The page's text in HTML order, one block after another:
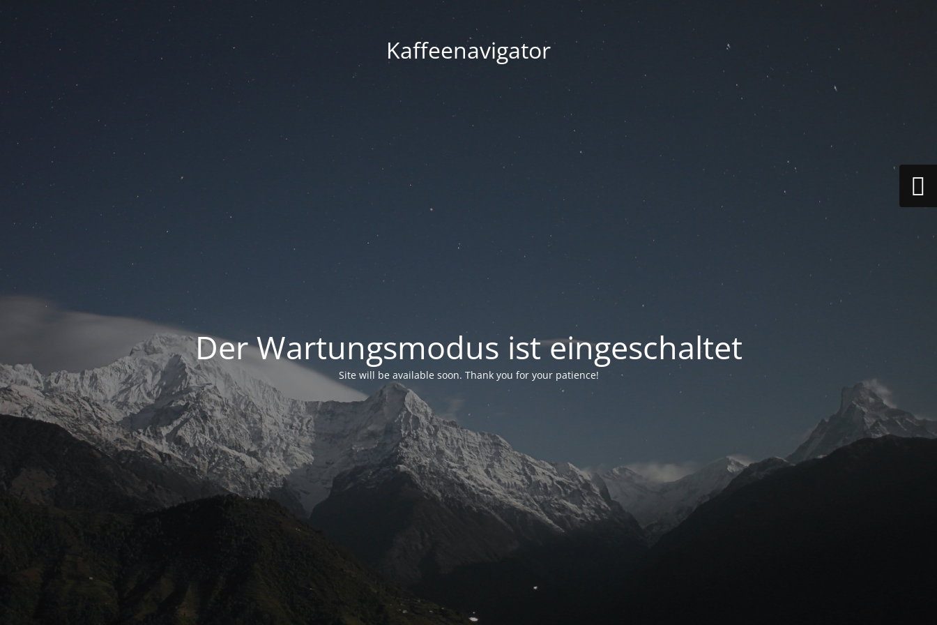
Kaffeenavigator
Der Wartungsmodus ist eingeschaltet
Site will be available soon. Thank you for your patience!